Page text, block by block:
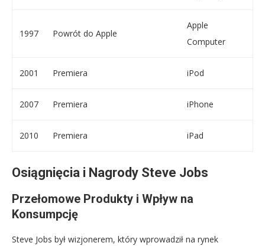
1997 Powrót do Apple
Apple
Computer
2001 Premiera iPod
2007 Premiera iPhone
2010 Premiera iPad
Osiągnięcia i Nagrody Steve Jobs
Przełomowe Produkty i Wpływ na
Konsumpcję
Steve Jobs był wizjonerem, który wprowadził na rynek